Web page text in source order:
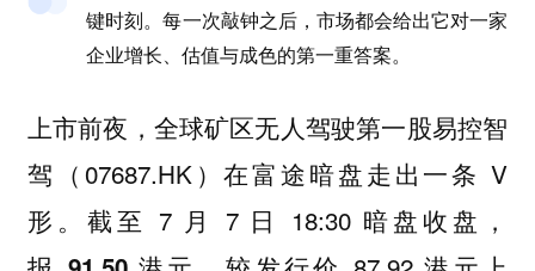
键时刻。每一次敲钟之后，市场都会给出它对一家
企业增长、估值与成色的第一重答案。
上市前夜，全球矿区无人驾驶第一股易控智
驾（07687.HK）在富途暗盘走出一条 V
形。截至 7 月 7 日 18:30 暗盘收盘，